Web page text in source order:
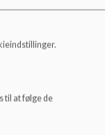
i
til at følge de